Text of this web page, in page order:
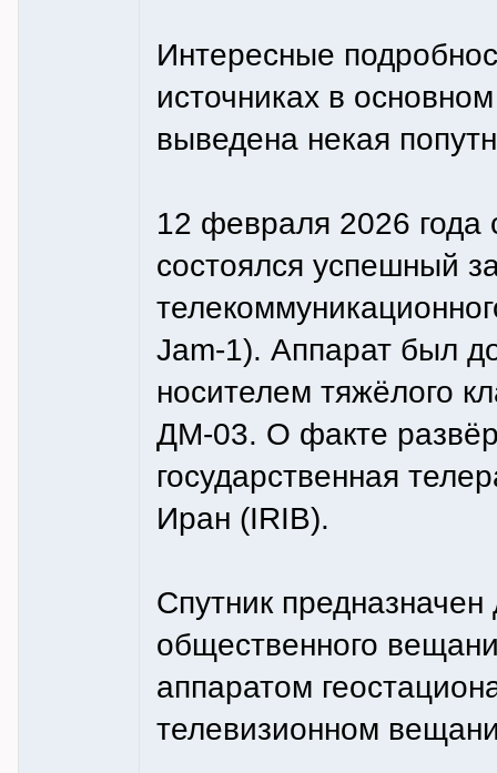
Интересные
источниках в
выведена некая
12 февраля 2026 года
состоялся успешный
Jam-1). Аппарат был
носителем тяжёлого
ДМ-03. О факте
государственная
Иран (IRIB).
Спутник
общественного
аппаратом
телевизионном